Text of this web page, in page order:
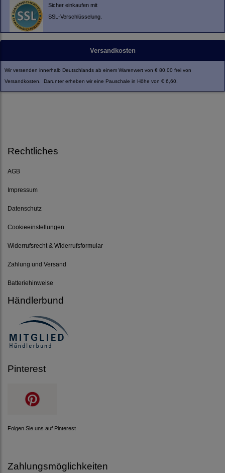
Sicher einkaufen mit
SSL-Verschlüsselung.
Versandkosten
Wir versenden innerhalb Deutschlands ab einem Warenwert von € 80,00 frei von
Versandkosten. Darunter erheben wir eine Pauschale in Höhe von € 6,60.
Rechtliches
AGB
Impressum
Datenschutz
Cookieeinstellungen
Widerrufsrecht & Widerrufsformular
Zahlung und Versand
Batteriehinweise
Händlerbund
Pinterest
Folgen Sie uns auf Pinterest
Zahlungsmöglichkeiten